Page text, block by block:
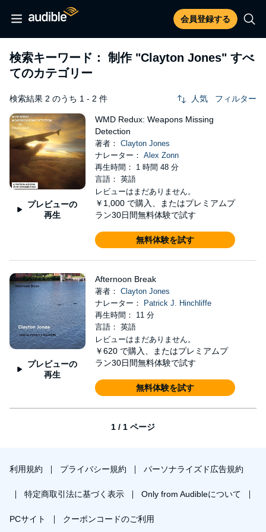
会員登録する
検索キーワード： 制作 "Clayton Jones" すべ
てのカテゴリー
検索結果 2 のうち 1 - 2 件 人気 フィルター
プレビューの
再生
WMD Redux: Weapons Missing
Detection
著者： Clayton Jones
ナレーター： Alex Zonn
再生時間： 1 時間 48 分
言語： 英語
レビューはまだありません。
￥1,000 で購入、またはプレミアムプ
ラン30日間無料体験で試す
無料体験を試す
プレビューの
再生
Afternoon Break
著者： Clayton Jones
ナレーター：
Patrick J. Hinchliffe
再生時間： 11 分
言語： 英語
レビューはまだありません。
￥620 で購入、またはプレミアムプ
ラン30日間無料体験で試す
無料体験を試す
1 / 1 ページ
利用規約 プライバシー規約 パーソナライズド広告規約
特定商取引法に基づく表示 Only from Audibleについて
PCサイト クーポンコードのご利用